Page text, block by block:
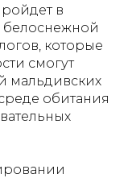
в
белоснежной
которые
смогут
мальдивских
обитания